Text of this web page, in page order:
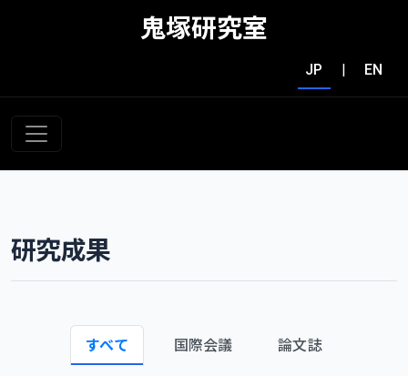
鬼塚研究室
JP | EN
研究成果
すべて 国際会議 論文誌